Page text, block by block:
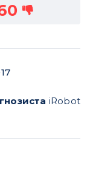
iRobot